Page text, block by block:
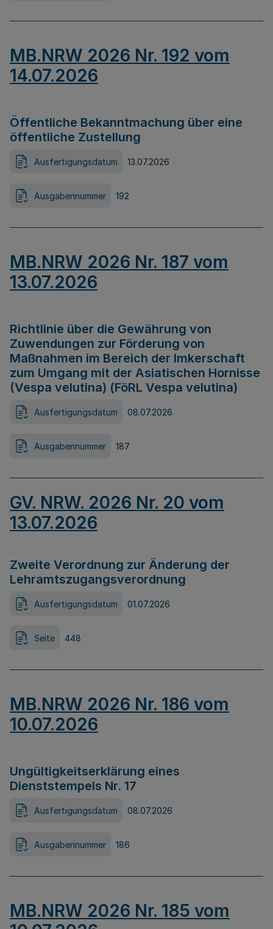
MB.NRW 2026 Nr. 192 vom
14.07.2026
Öffentliche Bekanntmachung über eine
öffentliche Zustellung
Ausfertigungsdatum 13.07.2026
Ausgabennummer 192
MB.NRW 2026 Nr. 187 vom
13.07.2026
Richtlinie über die Gewährung von
Zuwendungen zur Förderung von
Maßnahmen im Bereich der Imkerschaft
zum Umgang mit der Asiatischen Hornisse
(Vespa velutina) (FöRL Vespa velutina)
Ausfertigungsdatum 08.07.2026
Ausgabennummer 187
GV. NRW. 2026 Nr. 20 vom
13.07.2026
Zweite Verordnung zur Änderung der
Lehramtszugangsverordnung
Ausfertigungsdatum 01.07.2026
Seite 448
MB.NRW 2026 Nr. 186 vom
10.07.2026
Ungültigkeitserklärung eines
Dienststempels Nr. 17
Ausfertigungsdatum 08.07.2026
Ausgabennummer 186
MB.NRW 2026 Nr. 185 vom